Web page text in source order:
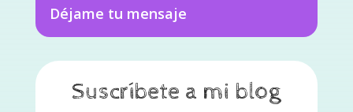
Déjame tu mensaje
Suscríbete a mi blog